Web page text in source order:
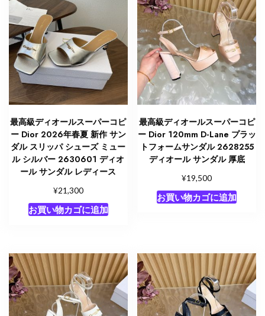
最高級ディオールスーパーコピ
ー Dior 2026年春夏 新作 サン
ダル スリッパ シューズ ミュー
ル シルバー 2630601 ディオ
ール サンダル レディース
¥21,300
お買い物カゴに追加
最高級ディオールスーパーコピ
ー Dior 120mm D-Lane プラッ
トフォームサンダル 2628255
ディオール サンダル 厚底
¥19,500
お買い物カゴに追加